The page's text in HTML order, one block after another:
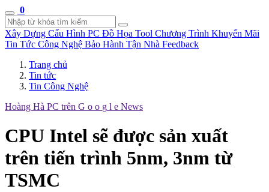
0
Xây Dựng Cấu Hình PC Đồ Họa Tool Chương Trình Khuyến Mãi
Tin Tức Công Nghệ Bảo Hành Tận Nhà Feedback
Trang chủ
Tin tức
Tin Công Nghệ
Hoàng Hà PC trên G o o g l e News
CPU Intel sẽ được sản xuất
trên tiến trình 5nm, 3nm từ
TSMC